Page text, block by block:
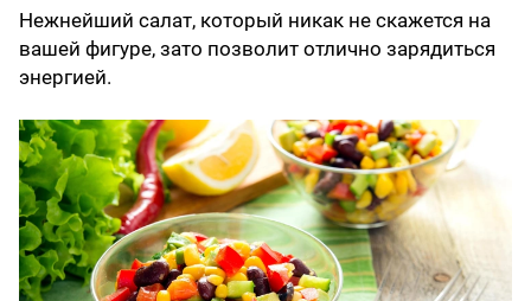
Нежнейший салат, который никак не скажется на
вашей фигуре, зато позволит отлично зарядиться
энергией.